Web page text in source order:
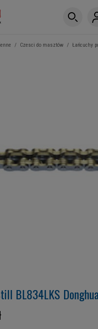
/ Czesci do masztów / Łańcuchy
BL834LKS Donghua